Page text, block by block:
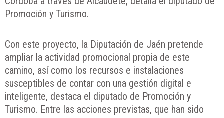
Promoción y Turismo.
Con este proyecto, la Diputación de Jaén pretende
ampliar la actividad promocional propia de este
camino, así como los recursos e instalaciones
susceptibles de contar con una gestión digital e
inteligente, destaca el diputado de Promoción y
Turismo. Entre las acciones previstas, que han sido